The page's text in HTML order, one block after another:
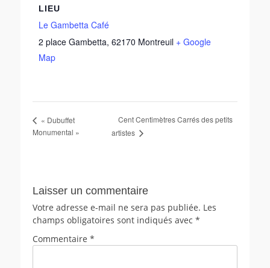
LIEU
Le Gambetta Café
2 place Gambetta, 62170 Montreuil + Google
Map
« Dubuffet
Monumental »
Cent Centimètres Carrés des petits
artistes
Laisser un commentaire
Votre adresse e-mail ne sera pas publiée. Les
champs obligatoires sont indiqués avec *
Commentaire *